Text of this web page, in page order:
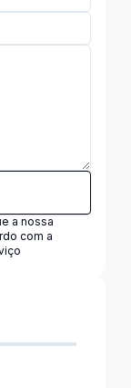
a nossa
com a